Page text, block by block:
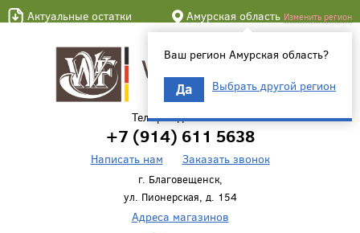
Актуальные остатки Амурская область Изменить регион
Ваш регион Амурская область?
Да Выбрать другой регион
Телефон для связи
+7 (914) 611 5638
Написать нам Заказать звонок
г. Благовещенск,
ул. Пионерская, д. 154
Адреса магазинов